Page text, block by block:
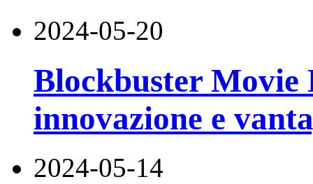
2024-05-20
Blockbuster
innovazione e
2024-05-14